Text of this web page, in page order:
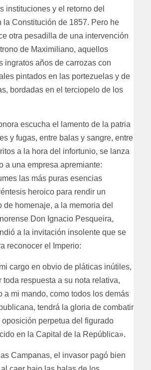
instituciones y el retorno del
la Constitución de 1857. Pero he
otra pesadilla de una intervención
de Maximiliano, aquellos
años de carrozas con
pintados en las portezuelas y de
bordadas en el terciopelo de los
escucha el lamento de la patria
y fugas, entre balas y sangre, entre
a la hora del infortunio, se lanza
a una empresa apremiante:
las más puras esencias
heroico para rendir un
de homenaje, a la memoria del
Don Ignacio Pesqueira,
a la invitación insolente que se
reconocer el Imperio:
cargo en obvio de pláticas inútiles,
toda respuesta a su nota relativa,
a mi mando, como todos los demás
tendrá la gloria de combatir
oposición perpetua del figurado
en la Capital de la República».
Campanas, el invasor pagó bien